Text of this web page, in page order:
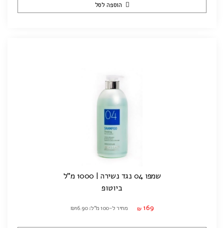
הוספה לסל
שמפו 04 נגד נשירה | 1000 מ"ל
ביוטופ
₪ 169 מחיר ל-100 מ"ל: ₪16.90